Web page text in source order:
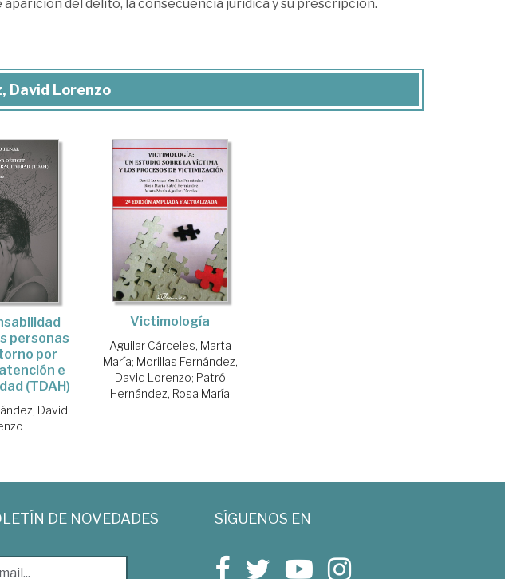
del delito, la consecuencia jurídica y su prescripción.
David Lorenzo
personas
por
e
(TDAH)
David
Victimología
Aguilar Cárceles, Marta
María; Morillas Fernández,
David Lorenzo; Patró
Hernández, Rosa María
DE NOVEDADES SÍGUENOS EN